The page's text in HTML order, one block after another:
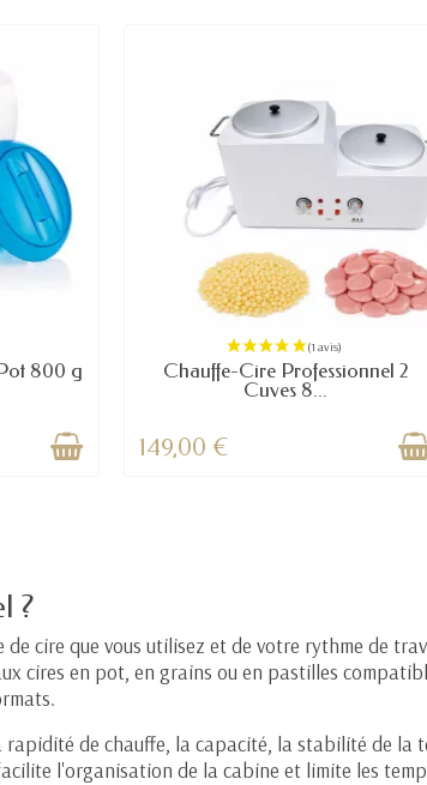
(2
800 g
Chauffe-Cire Professionnel 2
Cuves 8...
149,00 €
?
cire que vous utilisez et de votre rythme de
cires en pot, en grains ou en pastilles
de chauffe, la capacité, la stabilité de
l'organisation de la cabine et limite les